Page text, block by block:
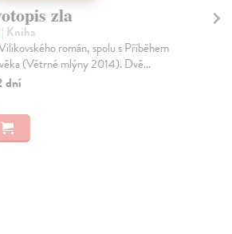
zla
| Kniha
román, spolu s Příběhem
(Větrné mlýny 2014). Dvě...
dní